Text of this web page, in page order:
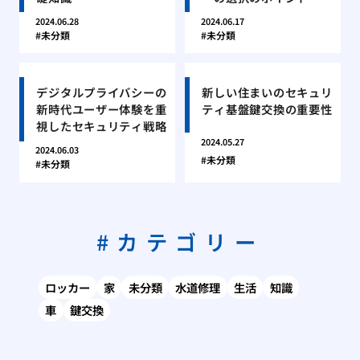
2024.06.28
未分類
2024.06.17
未分類
デジタルプライバシーの
新時代ユーザー体験を重
視したセキュリティ戦略
2024.06.03
未分類
新しい住まいのセキュリ
ティ基盤鍵交換の重要性
2024.05.27
未分類
カテゴリー
ロッカー 家 未分類 水道修理 生活
知識
車
鍵交換